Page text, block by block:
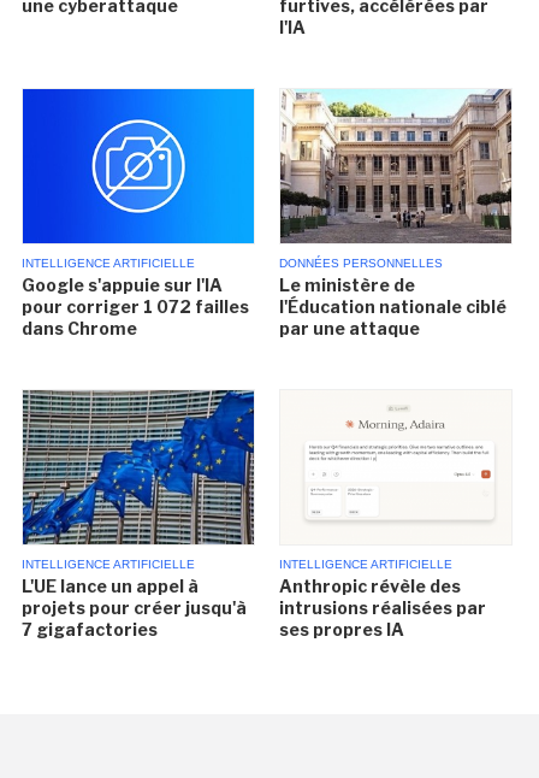
une cyberattaque
furtives, accélérées par
l'IA
INTELLIGENCE ARTIFICIELLE
Google s'appuie sur l'IA
pour corriger 1 072 failles
dans Chrome
DONNÉES PERSONNELLES
Le ministère de
l'Éducation nationale ciblé
par une attaque
INTELLIGENCE ARTIFICIELLE
L'UE lance un appel à
projets pour créer jusqu'à
7 gigafactories
INTELLIGENCE ARTIFICIELLE
Anthropic révèle des
intrusions réalisées par
ses propres IA